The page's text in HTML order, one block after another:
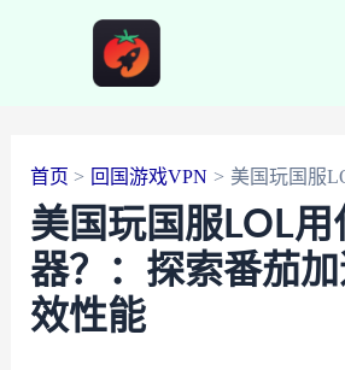
首页 回国游戏VPN 美国玩国服
美国玩国服LOL用
器？：探索番茄
效性能